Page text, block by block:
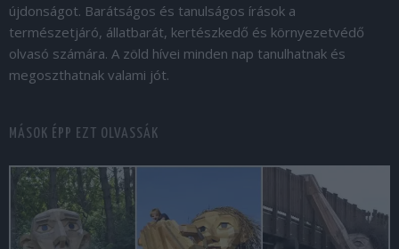
újdonságot. Barátságos és tanulságos írások a
természetjáró, állatbarát, kertészkedő és környezetvédő
olvasó számára. A zöld hívei minden nap tanulhatnak és
megoszthatnak valami jót.
MÁSOK ÉPP EZT OLVASSÁK